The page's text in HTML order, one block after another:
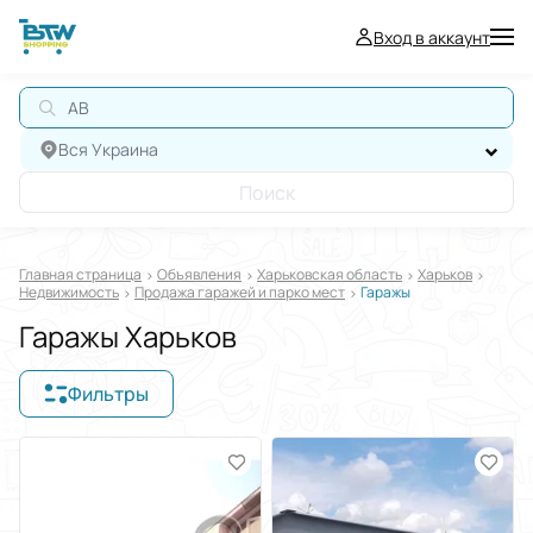
Вход в аккаунт
АВ
Вся Украина
Поиск
Главная страница Oбъявления Харьковская область
Харьков
Недвижимость
Продажа гаражей и парко мест Гаражы
Гаражы Харьков
Фильтры
$€₴